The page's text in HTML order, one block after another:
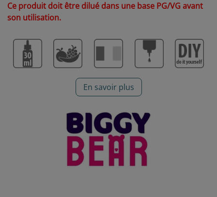
Ce produit doit être dilué dans une base PG/VG avant
son utilisation.
En savoir plus